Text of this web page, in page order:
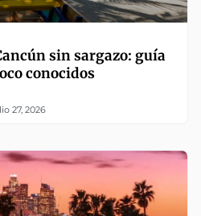
sin sargazo: guía
conocidos
27, 2026